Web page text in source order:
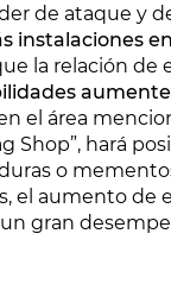
de ataque y
instalaciones
la relación de
el área
Shop”, hará
o
el aumento de
gran